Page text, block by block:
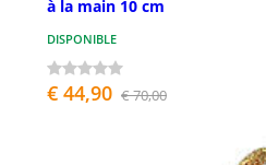
à la main 10 cm
DISPONIBLE
€ 44,90 € 70,00